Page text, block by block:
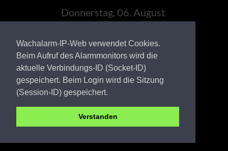
Wachalarm-IP-Web verwendet Cookies.
Beim Aufruf des Alarmmonitors wird die
aktuelle Verbindungs-ID (Socket-ID)
gespeichert. Beim Login wird die Sitzung
(Session-ID) gespeichert.
Verstanden
Donnerstag, 06. August
PR FW Weisen